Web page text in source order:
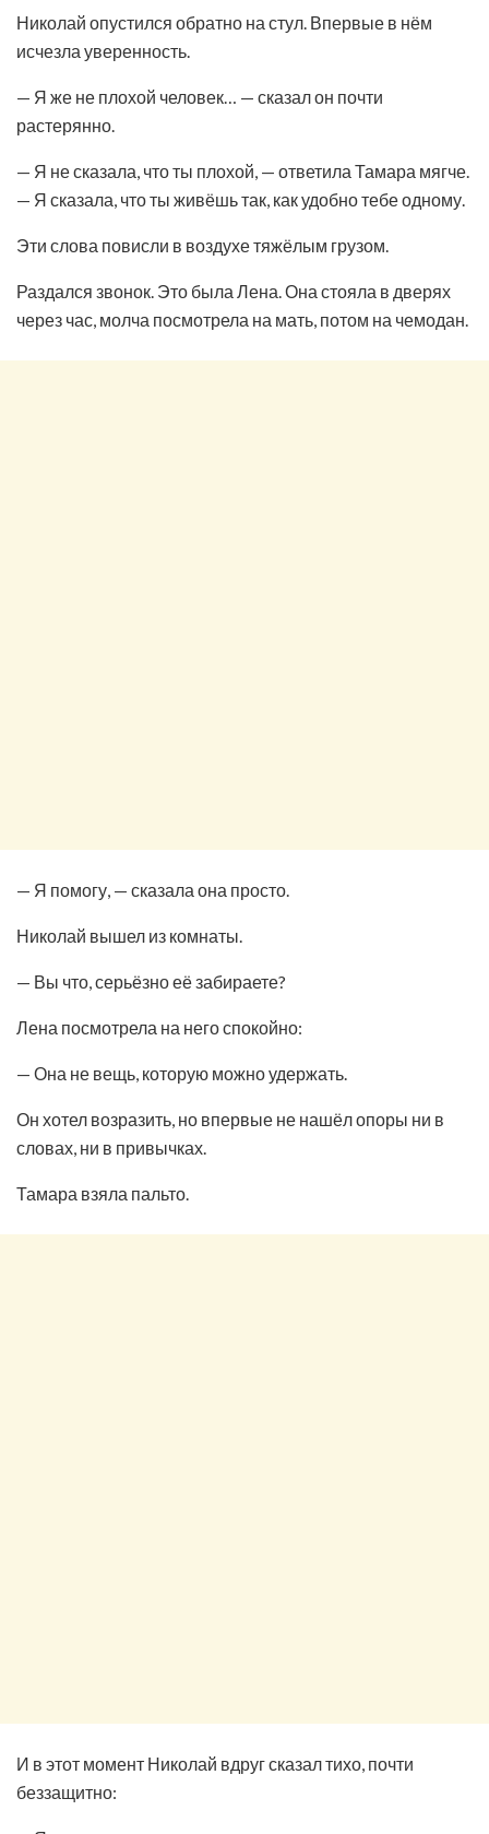
Николай опустился обратно на стул. Впервые в нём
исчезла уверенность.
— Я же не плохой человек… — сказал он почти
растерянно.
— Я не сказала, что ты плохой, — ответила Тамара мягче.
— Я сказала, что ты живёшь так, как удобно тебе одному.
Эти слова повисли в воздухе тяжёлым грузом.
Раздался звонок. Это была Лена. Она стояла в дверях
через час, молча посмотрела на мать, потом на чемодан.
— Я помогу, — сказала она просто.
Николай вышел из комнаты.
— Вы что, серьёзно её забираете?
Лена посмотрела на него спокойно:
— Она не вещь, которую можно удержать.
Он хотел возразить, но впервые не нашёл опоры ни в
словах, ни в привычках.
Тамара взяла пальто.
И в этот момент Николай вдруг сказал тихо, почти
беззащитно: